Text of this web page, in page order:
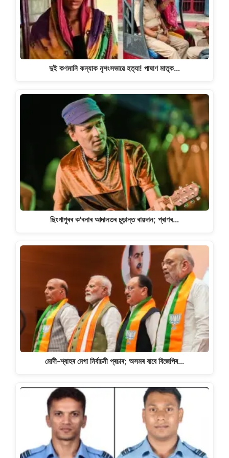
দুই কণমানি কন্যাক নৃশংসভাৱে হত্যা! পাষাণ মাতৃক…
ছিংগাপুৰৰ ক'ৰনাৰ আদালতৰ চূড়ান্ত ৰায়দান; প্ৰাণৰ…
মোদী-শ্বাহৰ মেগা নিৰ্বাচনী প্ৰচাৰ; অসমৰ বাবে বিজেপিৰ…